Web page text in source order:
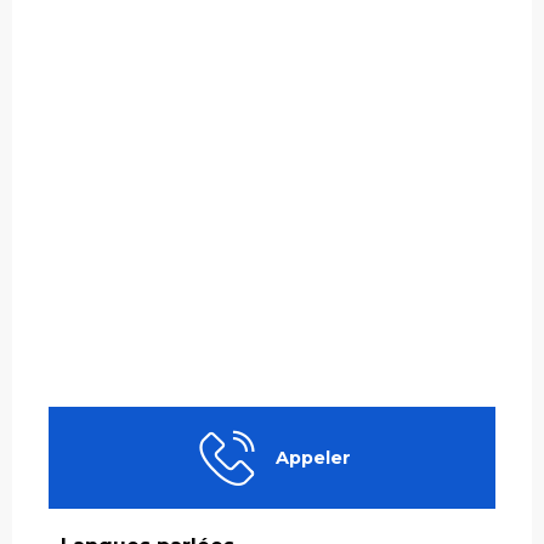
Appeler